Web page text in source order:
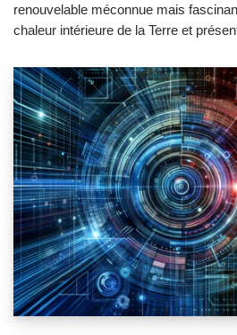
renouvelable méconnue mais
chaleur intérieure de la Terre et